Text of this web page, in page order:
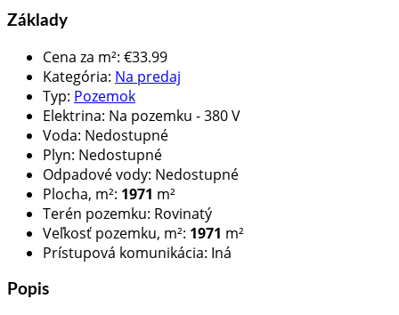
Základy
Cena za m²: €33.99
Kategória: Na predaj
Typ: Pozemok
Elektrina: Na pozemku - 380 V
Voda: Nedostupné
Plyn: Nedostupné
Odpadové vody: Nedostupné
Plocha, m²: 1971 m²
Terén pozemku: Rovinatý
Veľkosť pozemku, m²: 1971 m²
Prístupová komunikácia: Iná
Popis